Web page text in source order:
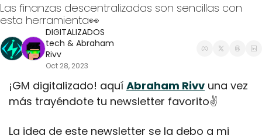
Las finanzas descentralizadas son sencillas con
esta herramienta👀
DIGITALIZADOS
tech & Abraham
Rivv
Oct 28, 2023
¡GM digitalizado! aquí Abraham Rivv una vez
más trayéndote tu newsletter favorito✌️
La idea de este newsletter se la debo a mi